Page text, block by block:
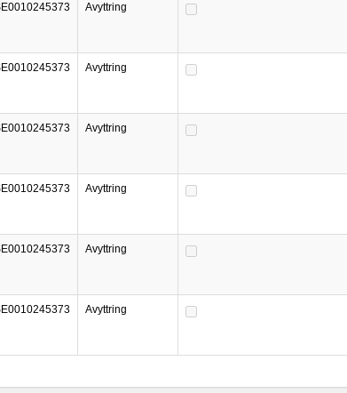
Avyttring
Avyttring
Avyttring
Avyttring
Avyttring
Avyttring